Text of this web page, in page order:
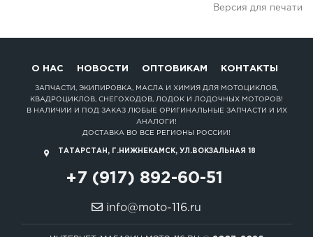
Версия для печати
О НАС НОВОСТИ ОПТОВИКАМ КОНТАКТЫ
ЗАПЧАСТИ, ЭКИПИРОВКА, МАСЛА И ХИМИЯ ДЛЯ МОТОЦИКЛОВ,
КВАДРОЦИКЛОВ, СНЕГОХОДОВ, ЛОДОК И ЛОДОЧНЫХ МОТОРОВ!
В НАЛИЧИИ И ПОД ЗАКАЗ ЛЮБЫЕ ОРИГИНАЛЬНЫЕ ЗАПЧАСТИ И ИХ
АНАЛОГИ!
ДОСТАВКА ВО ВСЕ РЕГИОНЫ РОССИИ!
ТАТАРСТАН, Г.НИЖНЕКАМСК, УЛ.ВОКЗАЛЬНАЯ 18
+7 (917) 892-60-51
info@moto-116.ru